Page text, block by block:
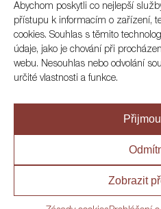
Abychom poskytli co nejlepší
přístupu k informacím o zařízení,
cookies. Souhlas s těmito
údaje, jako je chování při
webu. Nesouhlas nebo odvolání
určité vlastnosti a funkce.
Zobrazit
ARGO Numismatika
Korunní 83, Praha 3
+420 222 561 343
info@numisargo.com
© 2020 ARGO